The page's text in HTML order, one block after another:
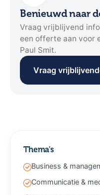
Benieuwd naar
Vraag vrijblijvend
een offerte aan voor
Paul Smit.
Vraag
Thema's
Business &
Communicatie &